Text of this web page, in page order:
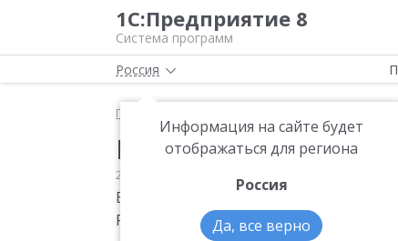
1С:Предприятие 8
Система программ
Россия
Информация на сайте будет
отображаться для региона
Россия
Да, все верно
Главная
Внесены изменения
28.02.2014
Внесены изменения в КБК на 2014
Российской Федерации от 1 июля 2013